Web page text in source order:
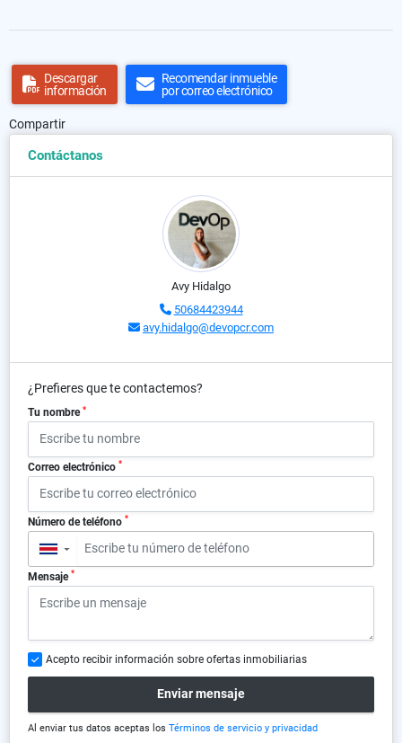
Descargar
información
Recomendar inmueble
por correo electrónico
Compartir
Contáctanos
Avy Hidalgo
50684423944
avy.hidalgo@devopcr.com
¿Prefieres que te contactemos?
Tu nombre *
Correo electrónico *
Número de teléfono *
▼
Mensaje *
Acepto recibir información sobre ofertas inmobiliarias
Enviar mensaje
Al enviar tus datos aceptas los Términos de servicio y privacidad